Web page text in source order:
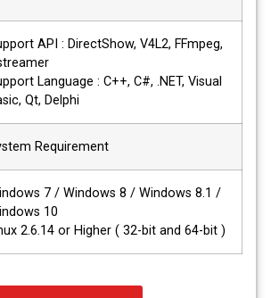
Support API : DirectShow, V4L2, FFmpeg,
Gstreamer
Support Language : C++, C#, .NET, Visual
Basic, Qt, Delphi
System Requirement
Windows 7 / Windows 8 / Windows 8.1 /
Windows 10
Linux 2.6.14 or Higher ( 32-bit and 64-bit )